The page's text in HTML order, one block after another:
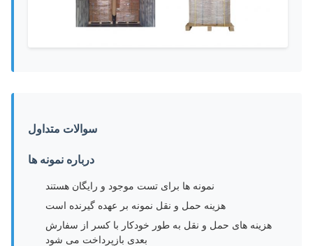
سوالات متداول
درباره نمونه ها
نمونه ها برای تست موجود و رایگان هستند
هزینه حمل و نقل نمونه بر عهده گیرنده است
هزینه های حمل و نقل به طور خودکار با کسر از سفارش
بعدی بازپرداخت می شود